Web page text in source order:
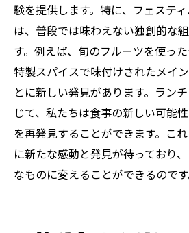
験を提供します。特に、フェステ
は、普段では味わえない独創的な
す。例えば、旬のフルーツを使った
特製スパイスで味付けされたメイ
とに新しい発見があります。ラン
じて、私たちは食事の新しい可能
を再発見することができます。こ
に新たな感動と発見が待っており
なものに変えることができるのです